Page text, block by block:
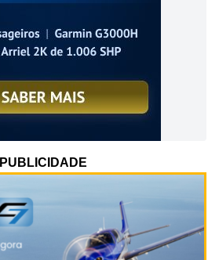
PUBLICIDADE